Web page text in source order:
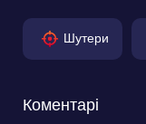
Шутери
Коментарі